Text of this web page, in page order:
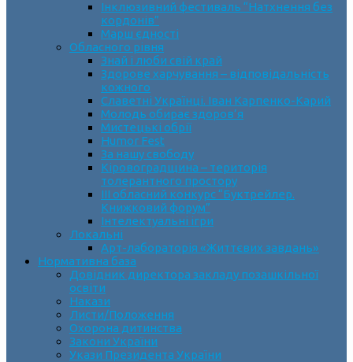
Інклюзивний фестиваль “Натхнення без
кордонів”
Марш єдності
Обласного рівня
Знай і люби свій край
Здорове харчування – відповідальність
кожного
Славетні Українці. Іван Карпенко-Карий
Молодь обирає здоров’я
Мистецькі обрії
Humor Fest
За нашу свободу
Кіровоградщина – територія
толерантного простору
ІII обласний конкурс “Буктрейлер.
Книжковий форум”
Інтелектуальні ігри
Локальні
Арт-лабораторія «Життєвих завдань»
Нормативна база
Довідник директора закладу позашкільної
освіти
Накази
Листи/Положення
Охорона дитинства
Закони України
Укази Президента України